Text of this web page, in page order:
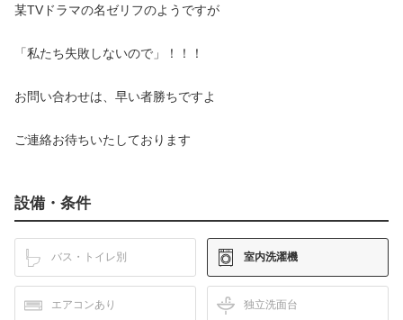
某TVドラマの名ゼリフのようですが
「私たち失敗しないので」！！！
お問い合わせは、早い者勝ちですよ
ご連絡お待ちいたしております
設備・条件
バス・トイレ別 室内洗濯機
エアコンあり 独立洗面台